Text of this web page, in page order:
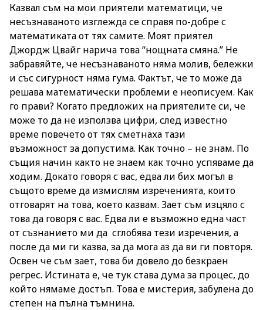
Казвал съм на мои приятели математици, че
несъзнаваното изглежда се справя по-добре с
математиката от тях самите. Моят приятел
Джордж Цвайг нарича това “нощната смяна.” Не
забравяйте, че несъзнаваното няма молив, бележки
и със сигурност няма гума. Фактът, че то може да
решава математически проблеми е неописуем. Как
го прави? Когато предложих на приятелите си, че
може то да не използва цифри, след известно
време повечето от тях сметнаха тази
възможност за допустима. Как точно – не знам. По
същия начин както не знаем как точно успяваме да
ходим. Докато говоря с вас, едва ли бих могъл в
същото време да измислям изреченията, които
отговарят на това, което казвам. Зает съм изцяло с
това да говоря с вас. Едва ли е възможно една част
от съзнанието ми да сглобява тези изречения, а
после да ми ги казва, за да мога аз да ви ги повторя.
Освен че съм зает, това би довело до безкраен
регрес. Истината е, че тук става дума за процес, до
който нямаме достъп. Това е мистерия, забулена до
степен на пълна тъмнина.